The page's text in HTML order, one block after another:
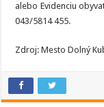
alebo Evidenciu
043/5814 455.
Zdroj: Mesto Dolný